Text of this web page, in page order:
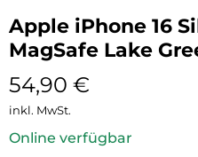
Apple iPhone 16
MagSafe Lake
54,90 €
inkl. MwSt.
Online verfügbar